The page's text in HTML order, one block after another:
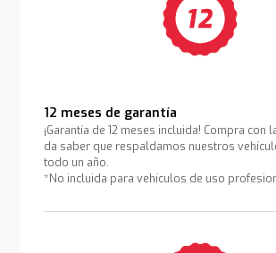
12 meses de garantía
¡Garantía de 12 meses incluida! Compra con
da saber que respaldamos nuestros
todo un año.
*No incluida para vehículos de uso